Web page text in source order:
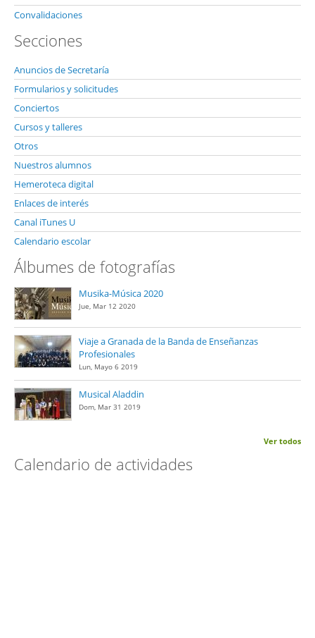
Convalidaciones
Secciones
Anuncios de Secretaría
Formularios y solicitudes
Conciertos
Cursos y talleres
Otros
Nuestros alumnos
Hemeroteca digital
Enlaces de interés
Canal iTunes U
Calendario escolar
Álbumes de fotografías
Musika-Música 2020
Jue, Mar 12 2020
Viaje a Granada de la Banda de Enseñanzas
Profesionales
Lun, Mayo 6 2019
Musical Aladdin
Dom, Mar 31 2019
Ver todos
Calendario de actividades